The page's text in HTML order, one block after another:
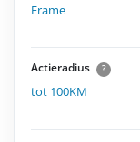
Frame
Actieradius ?
tot 100KM